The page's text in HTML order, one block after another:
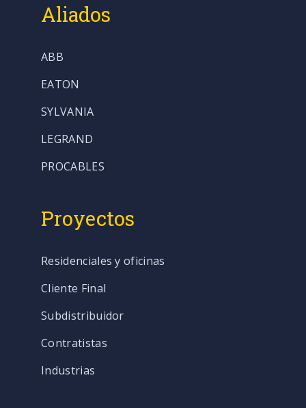
Aliados
ABB
EATON
SYLVANIA
LEGRAND
PROCABLES
Proyectos
Residenciales y oficinas
Cliente Final
Subdistribuidor
Contratistas
Industrias